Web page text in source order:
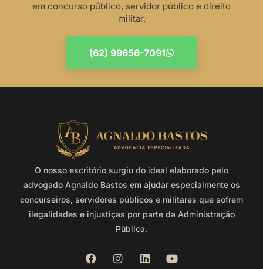
em concurso público, servidor público e direito
militar.
(62) 99656-7091
O nosso escritório surgiu do ideal elaborado pelo
advogado Agnaldo Bastos em ajudar especialmente os
concurseiros, servidores públicos e militares que sofrem
ilegalidades e injustiças por parte da Administração
Pública.